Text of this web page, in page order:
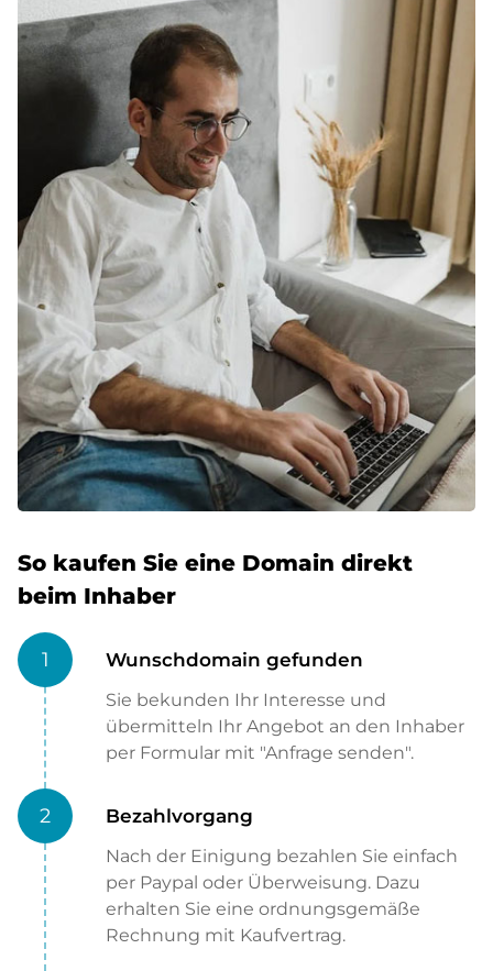
So kaufen Sie eine Domain direkt
beim Inhaber
1 Wunschdomain gefunden
Sie bekunden Ihr Interesse und
übermitteln Ihr Angebot an den Inhaber
per Formular mit "Anfrage senden".
2 Bezahlvorgang
Nach der Einigung bezahlen Sie einfach
per Paypal oder Überweisung. Dazu
erhalten Sie eine ordnungsgemäße
Rechnung mit Kaufvertrag.